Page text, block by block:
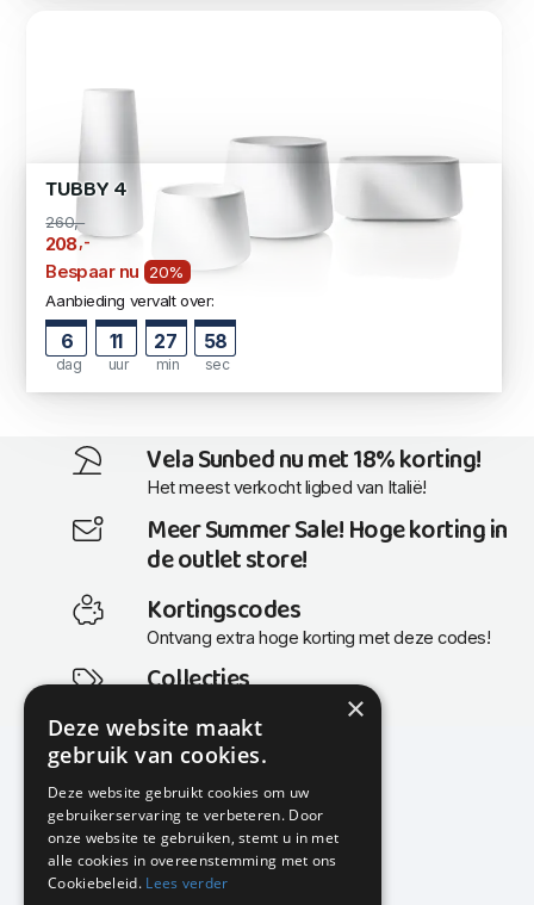
TUBBY 4
260,-
208,-
Bespaar nu
20%
Aanbieding vervalt over:
6
dag
11
uur
27
min
58
sec
Vela Sunbed nu met 18% korting!
Het meest verkocht ligbed van Italië!
Meer Summer Sale! Hoge korting in
de outlet store!
Kortingscodes
Ontvang extra hoge korting met deze codes!
Collecties
Actuele en populaire collecties
KMP Kantoormeubilair
Airport Business Park
Frankfurtstraat 29-31
1175 RH Lijnden
×
Deze website maakt
gebruik van cookies.
Deze website gebruikt cookies om uw
gebruikerservaring te verbeteren. Door
onze website te gebruiken, stemt u in met
alle cookies in overeenstemming met ons
Cookiebeleid. Lees verder